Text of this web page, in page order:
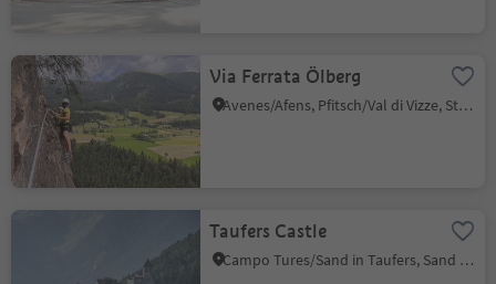
Via Ferrata Ölberg
Avenes/Afens, Pfitsch/Val di Vizze, Sterzing/Vipiteno and environs
Taufers Castle
Campo Tures/Sand in Taufers, Sand in Taufers/Campo Tures, Ahrntal/Valle Aurina